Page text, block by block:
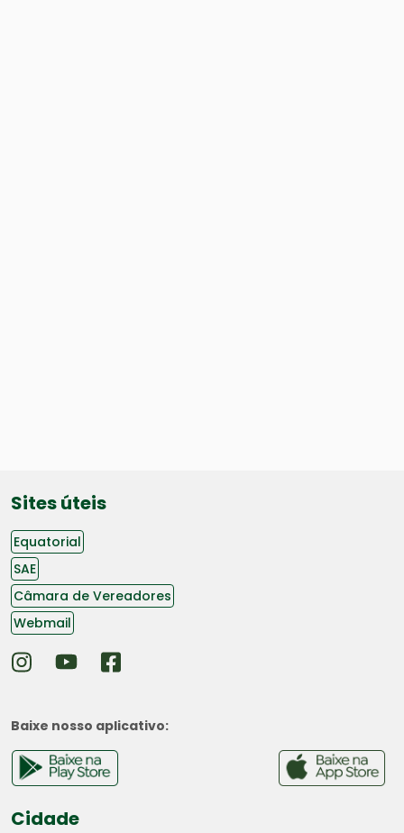
Sites úteis
Equatorial
SAE
Câmara de Vereadores
Webmail
Baixe nosso aplicativo:
Cidade